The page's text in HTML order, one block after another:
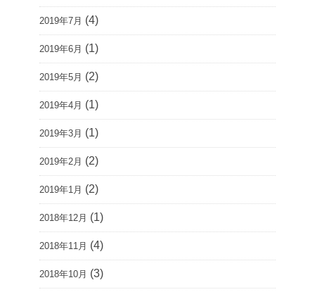
2019年7月 (4)
2019年6月 (1)
2019年5月 (2)
2019年4月 (1)
2019年3月 (1)
2019年2月 (2)
2019年1月 (2)
2018年12月 (1)
2018年11月 (4)
2018年10月 (3)